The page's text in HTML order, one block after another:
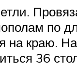
по
на краю.
36